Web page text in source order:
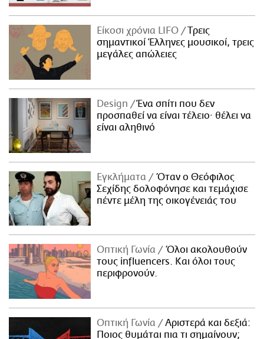
Είκοσι χρόνια LIFO
Tρεις
σημαντικοί Έλληνες μουσικοί, τρεις
μεγάλες απώλειες
Design
Ένα σπίτι που δεν
προσπαθεί να είναι τέλειο· θέλει να
είναι αληθινό
Εγκλήματα
Όταν ο Θεόφιλος
Σεχίδης δολοφόνησε και τεμάχισε
πέντε μέλη της οικογένειάς του
Οπτική Γωνία
Όλοι ακολουθούν
τους influencers. Και όλοι τους
περιφρονούν.
Οπτική Γωνία
Αριστερά και δεξιά:
Ποιος θυμάται πια τι σημαίνουν;